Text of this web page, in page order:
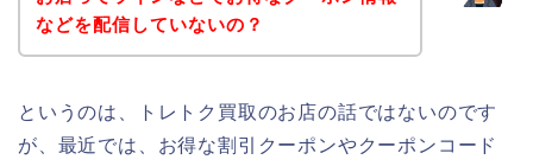
などを配信していないの？
というのは、トレトク買取のお店の話ではないのです
が、最近では、お得な割引クーポンやクーポンコード